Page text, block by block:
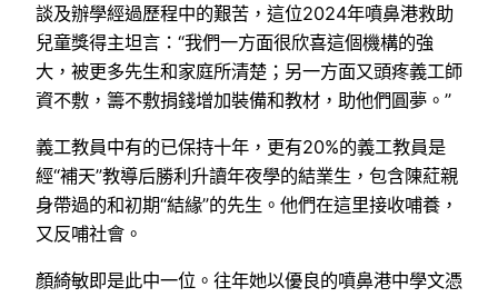
談及辦學經過歷程中的艱苦，這位2024年噴鼻港救助
兒童獎得主坦言：“我們一方面很欣喜這個機構的強
大，被更多先生和家庭所清楚；另一方面又頭疼義工師
資不敷，籌不敷捐錢增加裝備和教材，助他們圓夢。”
義工教員中有的已保持十年，更有20%的義工教員是
經“補天”教導后勝利升讀年夜學的結業生，包含陳葒親
身帶過的和初期“結緣”的先生。他們在這里接收哺養，
又反哺社會。
顏綺敏即是此中一位。往年她以優良的噴鼻港中學文憑